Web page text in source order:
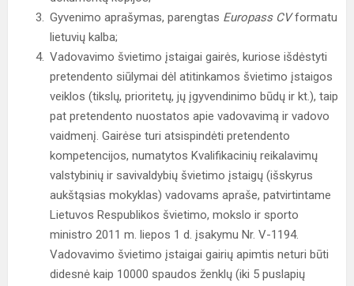
Gyvenimo aprašymas, parengtas Europass CVformatu
lietuvių kalba;
Vadovavimo švietimo įstaigai gairės, kuriose išdėstyti
pretendento siūlymai dėl atitinkamos švietimo įstaigos
veiklos (tikslų, prioritetų, jų įgyvendinimo būdų ir kt.), taip
pat pretendento nuostatos apie vadovavimą ir vadovo
vaidmenį. Gairėse turi atsispindėti pretendento
kompetencijos, numatytos Kvalifikacinių reikalavimų
valstybinių ir savivaldybių švietimo įstaigų (išskyrus
aukštąsias mokyklas) vadovams apraše, patvirtintame
Lietuvos Respublikos švietimo, mokslo ir sporto
ministro 2011 m. liepos 1 d. įsakymu Nr. V-1194.
Vadovavimo švietimo įstaigai gairių apimtis neturi būti
didesnė kaip 10000 spaudos ženklų (iki 5 puslapių